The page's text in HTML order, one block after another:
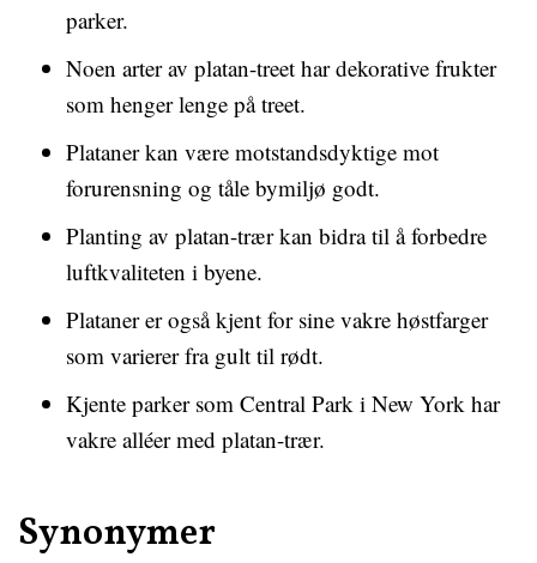
parker.
Noen arter av platan-treet har dekorative frukter
som henger lenge på treet.
Plataner kan være motstandsdyktige mot
forurensning og tåle bymiljø godt.
Planting av platan-trær kan bidra til å forbedre
luftkvaliteten i byene.
Plataner er også kjent for sine vakre høstfarger
som varierer fra gult til rødt.
Kjente parker som Central Park i New York har
vakre alléer med platan-trær.
Synonymer